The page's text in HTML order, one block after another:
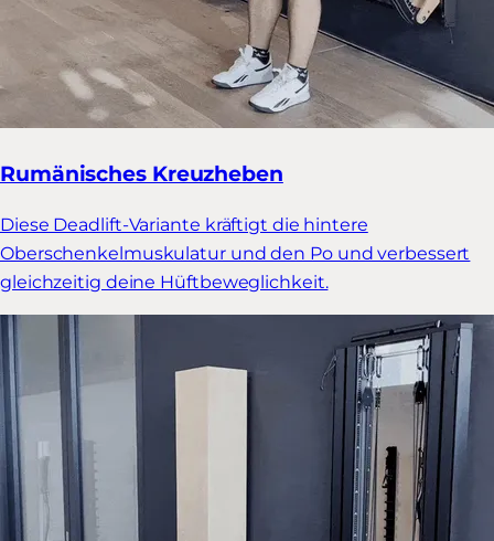
Rumänisches Kreuzheben
Diese Deadlift-Variante kräftigt die hintere
Oberschenkelmuskulatur und den Po und verbessert
gleichzeitig deine Hüftbeweglichkeit.